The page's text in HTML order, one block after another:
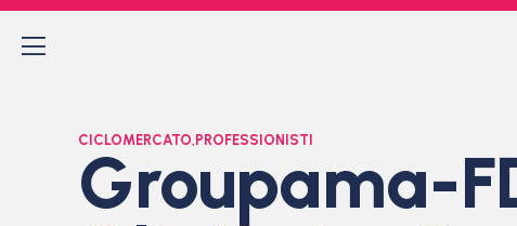
CICLOMERCATO, PROFESSIONISTI
Groupama-